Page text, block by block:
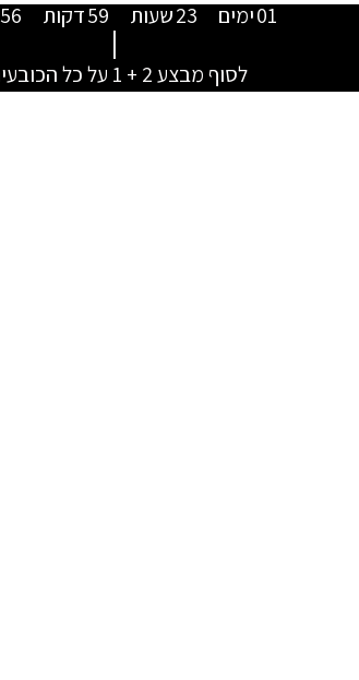
01ימים 23שעות 59דקות 55
|
לסוף מבצע 2 + 1 על כל הכובעים!